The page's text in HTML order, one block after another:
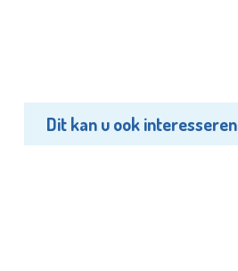
Dit kan u ook interesseren